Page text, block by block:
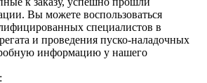
Вы можете воспользоваться
специалистов в
и проведения пуско-наладочных
информацию у нашего